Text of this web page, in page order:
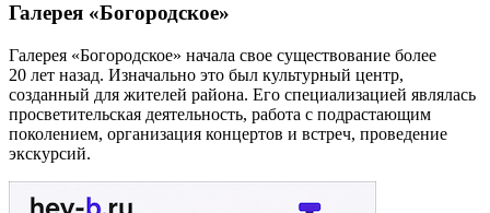
Галерея «Богородское»
Галерея «Богородское» начала свое существование более
20 лет назад. Изначально это был культурный центр,
созданный для жителей района. Его специализацией являлась
просветительская деятельность, работа с подрастающим
поколением, организация концертов и встреч, проведение
экскурсий.